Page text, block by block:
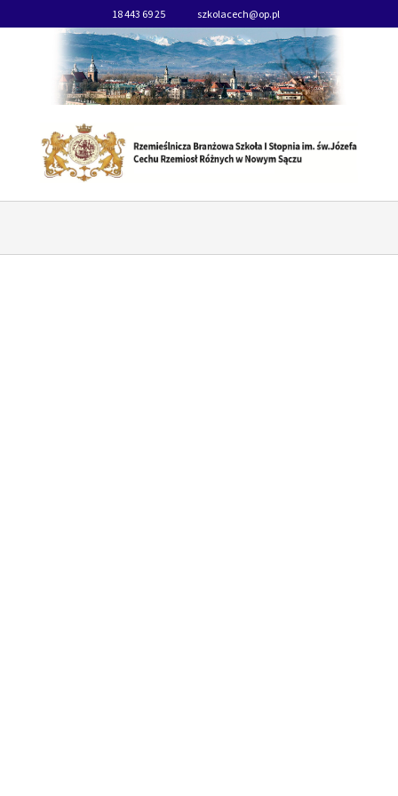
18 443 69 25 szkolacech@op.pl